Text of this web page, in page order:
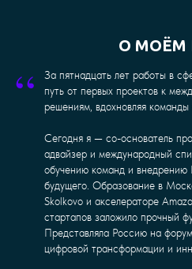
О МОЁМ
“
За пятнадцать лет работы в
путь от первых проектов к
решениям, вдохновляя команды
Сегодня я — со-основатель
адвайзер и международный
обучению команд и
будущего. Образование в
Skolkovo и акселераторе
стартапов заложило прочный
Представляла Россию на
цифровой трансформации и